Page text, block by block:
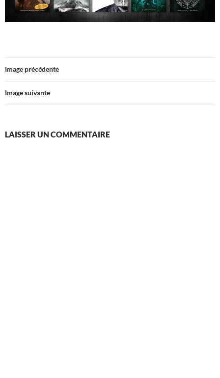
Image précédente
Image suivante
LAISSER UN COMMENTAIRE